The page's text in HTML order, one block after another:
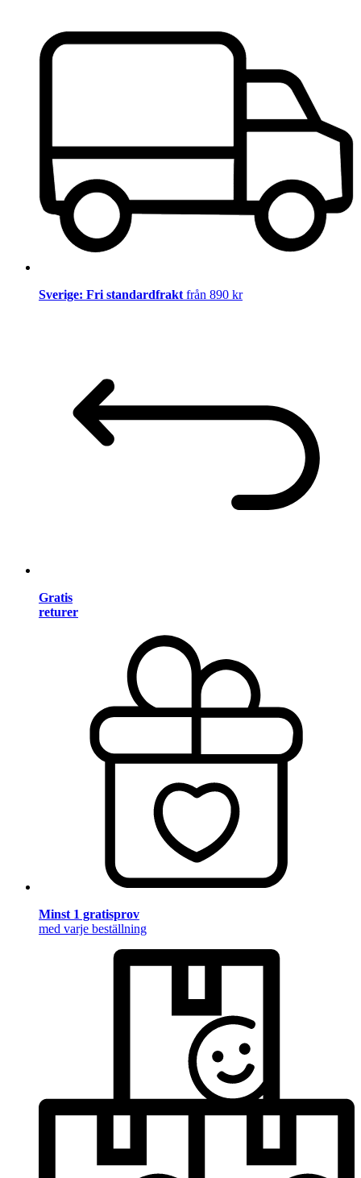
Sverige: Fri standardfrakt från 890 kr
Gratis
returer
Minst 1 gratisprov
med varje beställning